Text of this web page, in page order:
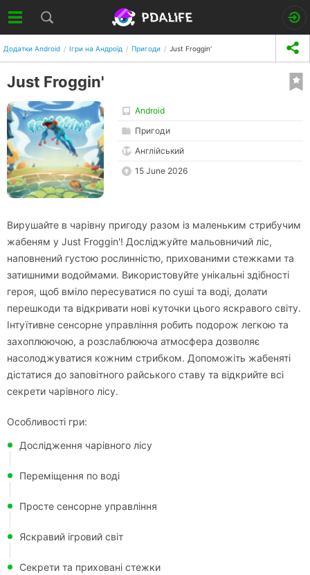
Додатки Android Ігри на Андроїд Пригоди Just Froggin'
Just Froggin'
Android
Пригоди
Англійський
15 June 2026
Вирушайте в чарівну пригоду разом із маленьким стрибучим
жабеням у Just Froggin'! Досліджуйте мальовничий ліс,
наповнений густою рослинністю, прихованими стежками та
затишними водоймами. Використовуйте унікальні здібності
героя, щоб вміло пересуватися по суші та воді, долати
перешкоди та відкривати нові куточки цього яскравого світу.
Інтуїтивне сенсорне управління робить подорож легкою та
захоплюючою, а розслаблююча атмосфера дозволяє
насолоджуватися кожним стрибком. Допоможіть жабеняті
дістатися до заповітного райського ставу та відкрийте всі
секрети чарівного лісу.
Особливості гри:
Дослідження чарівного лісу
Переміщення по воді
Просте сенсорне управління
Яскравий ігровий світ
Секрети та приховані стежки